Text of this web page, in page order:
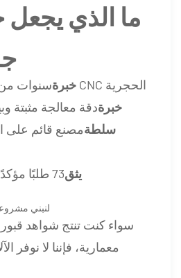
خبرة
سنوات من التخصص في آلات CNC الحجرية
خبرةدقة معالجة مثبتة
سلطةمصنع قائم على
يثق73 طلبًا مؤكدًا خلال معرض واحد
💬 لنبني
سواء كنت تنتج شواهد قبور
معمارية، فإننا لا نوفر